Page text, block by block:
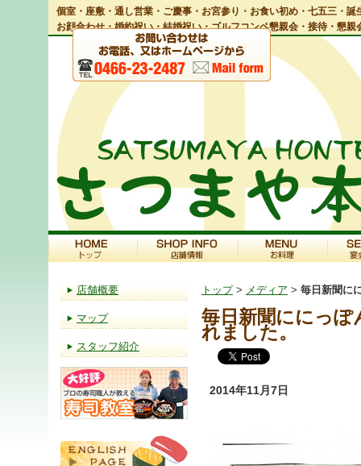
個室・座敷・通し営業・ご慶事・お宮参り・お食い初め・七五三・
お顔合わせ・婚約祝い・結婚祝い・ゴルフコンペ懇親会・接待・懇
店舗概要
マップ
スタッフ紹介
トップ> メディア > 毎日新聞に
毎日新聞ににっ
れました。
2014年11月7日